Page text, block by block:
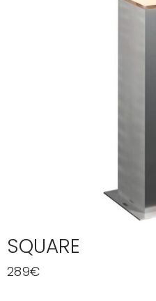
SQUARE
289€